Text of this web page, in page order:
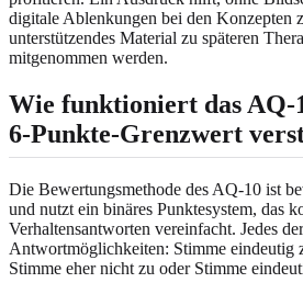
digitale Ablenkungen bei den Konzepten
unterstützendes Material zu späteren
mitgenommen werden.
Wie funktioniert das AQ-
6-Punkte-Grenzwert
Die Bewertungsmethode des AQ-10 ist
und nutzt ein binäres Punktesystem, das
Verhaltensantworten vereinfacht. Jedes
Antwortmöglichkeiten: Stimme eindeutig
Stimme eher nicht zu oder Stimme